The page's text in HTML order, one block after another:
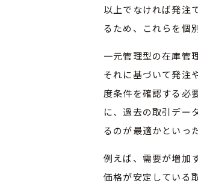
以上でなければ発注
るため、これらを個
一元管理型の在庫管
それに基づいて発注
度条件を確認する必
に、過去の取引デー
るのが最適かといっ
例えば、需要が増加
価格が安定している